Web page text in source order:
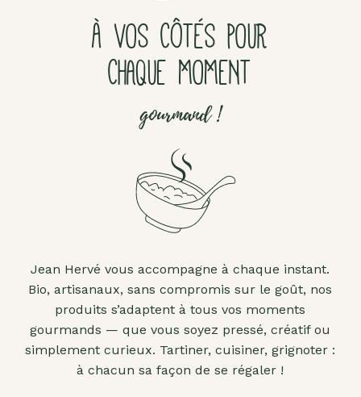
À VOS CÔTÉS POUR
CHAQUE MOMENT
gourmand !
Jean Hervé vous accompagne à chaque instant.
Bio, artisanaux, sans compromis sur le goût, nos
produits s’adaptent à tous vos moments
gourmands — que vous soyez pressé, créatif ou
simplement curieux. Tartiner, cuisiner, grignoter :
à chacun sa façon de se régaler !